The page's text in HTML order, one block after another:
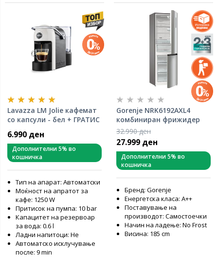
Lavazza LM Jolie кафемат
со капсули - бел + ГРАТИС
6.990 ден
Дополнителни 5% во
кошничка
Тип на апарат: Автоматски
Моќност на апратот за
кафе: 1250 W
Притисок на пумпа: 10 bar
Капацитет на резервоар
за вода: 0.6 l
Ладни напитоци: Не
Автоматско исклучување
после: 9 min
Gorenje NRK6192AXL4
комбиниран фрижидер
32.990 ден
27.999 ден
Дополнителни 5% во
кошничка
Бренд: Gorenje
Енергетска класа: А++
Поставување на
производот: Самостоечки
Начин на ладење: No Frost
Висина: 185 cm